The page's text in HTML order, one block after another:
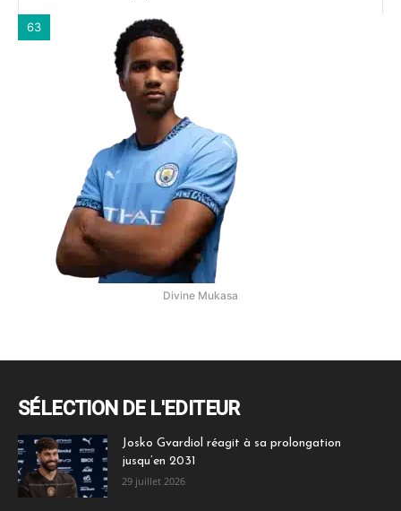
63
Divine Mukasa
SÉLECTION DE L'EDITEUR
Josko Gvardiol réagit à sa prolongation
jusqu’en 2031
29 juillet 2026